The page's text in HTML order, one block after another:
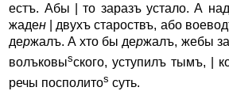
естъ. Абы | то заразъ yстало. А
жаден
| двyхъ староствъ, або
держалъ. А хто бы держалъ, жебы
волъковыsского, yступилъ тымъ, |
речы посполитоs сyть.